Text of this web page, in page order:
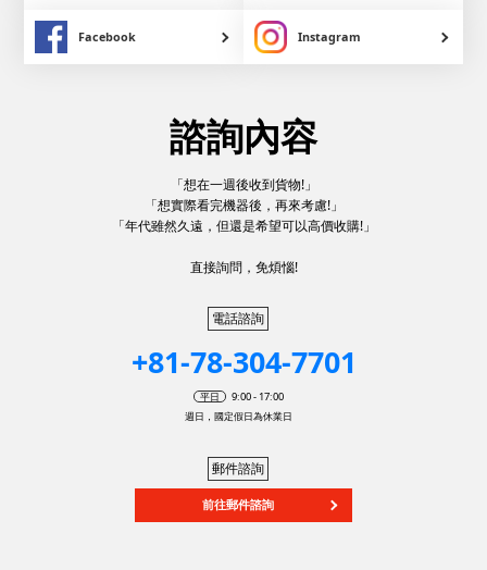
Facebook Instagram
諮詢內容
「想在一週後收到貨物!」
「想實際看完機器後，再來考慮!」
「年代雖然久遠，但還是希望可以高價收購!」
直接詢問，免煩惱!
電話諮詢
+81-78-304-7701
平日
9:00 - 17:00
週日，國定假日為休業日
郵件諮詢
前往郵件諮詢